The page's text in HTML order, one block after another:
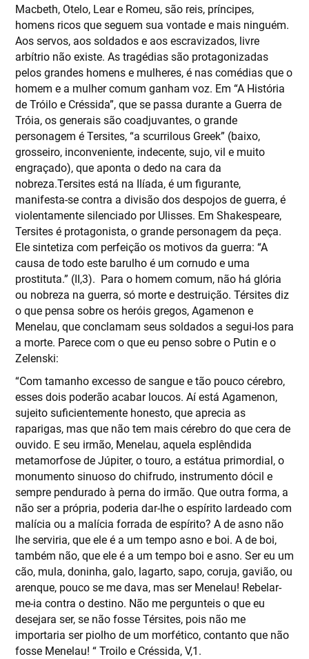
Macbeth, Otelo, Lear e Romeu, são reis, príncipes,
homens ricos que seguem sua vontade e mais ninguém.
Aos servos, aos soldados e aos escravizados, livre
arbítrio não existe. As tragédias são protagonizadas
pelos grandes homens e mulheres, é nas comédias que o
homem e a mulher comum ganham voz. Em “A História
de Tróilo e Créssida”, que se passa durante a Guerra de
Tróia, os generais são coadjuvantes, o grande
personagem é Tersites, “a scurrilous Greek” (baixo,
grosseiro, inconveniente, indecente, sujo, vil e muito
engraçado), que aponta o dedo na cara da
nobreza.Tersites está na Ilíada, é um figurante,
manifesta-se contra a divisão dos despojos de guerra, é
violentamente silenciado por Ulisses. Em Shakespeare,
Tersites é protagonista, o grande personagem da peça.
Ele sintetiza com perfeição os motivos da guerra: “A
causa de todo este barulho é um cornudo e uma
prostituta.” (II,3). Para o homem comum, não há glória
ou nobreza na guerra, só morte e destruição. Térsites diz
o que pensa sobre os heróis gregos, Agamenon e
Menelau, que conclamam seus soldados a segui-los para
a morte. Parece com o que eu penso sobre o Putin e o
Zelenski:
“Com tamanho excesso de sangue e tão pouco cérebro,
esses dois poderão acabar loucos. Aí está Agamenon,
sujeito suficientemente honesto, que aprecia as
raparigas, mas que não tem mais cérebro do que cera de
ouvido. E seu irmão, Menelau, aquela esplêndida
metamorfose de Júpiter, o touro, a estátua primordial, o
monumento sinuoso do chifrudo, instrumento dócil e
sempre pendurado à perna do irmão. Que outra forma, a
não ser a própria, poderia dar-lhe o espírito lardeado com
malícia ou a malícia forrada de espírito? A de asno não
lhe serviria, que ele é a um tempo asno e boi. A de boi,
também não, que ele é a um tempo boi e asno. Ser eu um
cão, mula, doninha, galo, lagarto, sapo, coruja, gavião, ou
arenque, pouco se me dava, mas ser Menelau! Rebelar-
me-ia contra o destino. Não me pergunteis o que eu
desejara ser, se não fosse Térsites, pois não me
importaria ser piolho de um morfético, contanto que não
fosse Menelau! “ Troilo e Créssida, V,1.